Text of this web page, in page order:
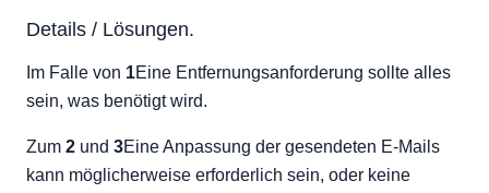
Details / Lösungen.
Im Falle von 1Eine Entfernungsanforderung sollte alles
sein, was benötigt wird.
Zum 2 und 3Eine Anpassung der gesendeten E-Mails
kann möglicherweise erforderlich sein, oder keine